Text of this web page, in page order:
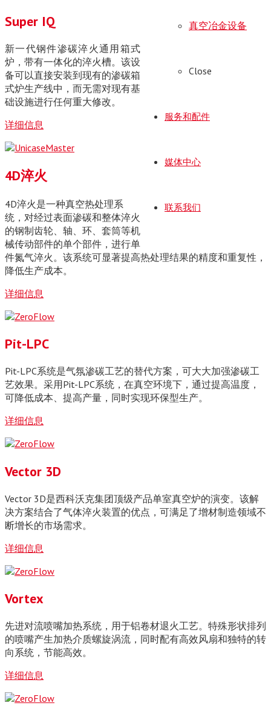
真空冶金设备
Close
服务和配件
媒体中心
联系我们
Super IQ
新一代钢件渗碳淬火通用箱式
炉，带有一体化的淬火槽。该设
备可以直接安装到现有的渗碳箱
式炉生产线中，而无需对现有基
础设施进行任何重大修改。
详细信息
4D淬火
4D淬火是一种真空热处理系
统，对经过表面渗碳和整体淬火
的钢制齿轮、轴、环、套筒等机
械传动部件的单个部件，进行单
件氮气淬火。该系统可显著提高热处理结果的精度和重复性，
降低生产成本。
详细信息
Pit-LPC
Pit-LPC系统是气氛渗碳工艺的替代方案，可大大加强渗碳工
艺效果。采用Pit-LPC系统，在真空环境下，通过提高温度，
可降低成本、提高产量，同时实现环保型生产。
详细信息
Vector 3D
Vector 3D是西科沃克集团顶级产品单室真空炉的演变。该解
决方案结合了气体淬火装置的优点，可满足了增材制造领域不
断增长的市场需求。
详细信息
Vortex
先进对流喷嘴加热系统，用于铝卷材退火工艺。特殊形状排列
的喷嘴产生加热介质螺旋涡流，同时配有高效风扇和独特的转
向系统，节能高效。
详细信息